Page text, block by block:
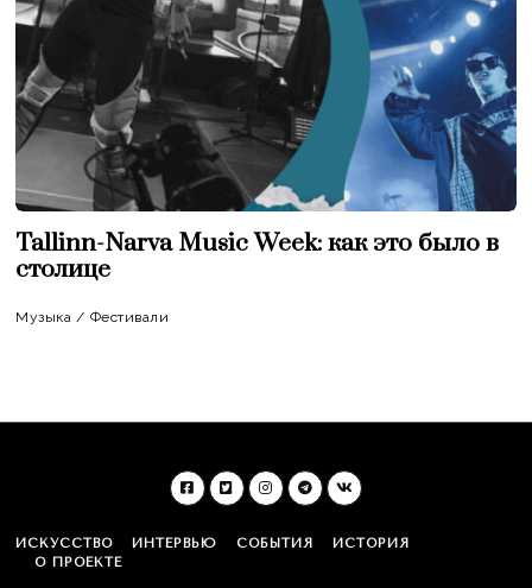
Tallinn-Narva Music Week: как это было в
столице
Музыка / Фестивали
ИСКУССТВО ИНТЕРВЬЮ СОБЫТИЯ
ИСТОРИЯ
О ПРОЕКТЕ